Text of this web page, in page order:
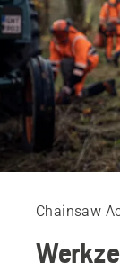
Chainsaw